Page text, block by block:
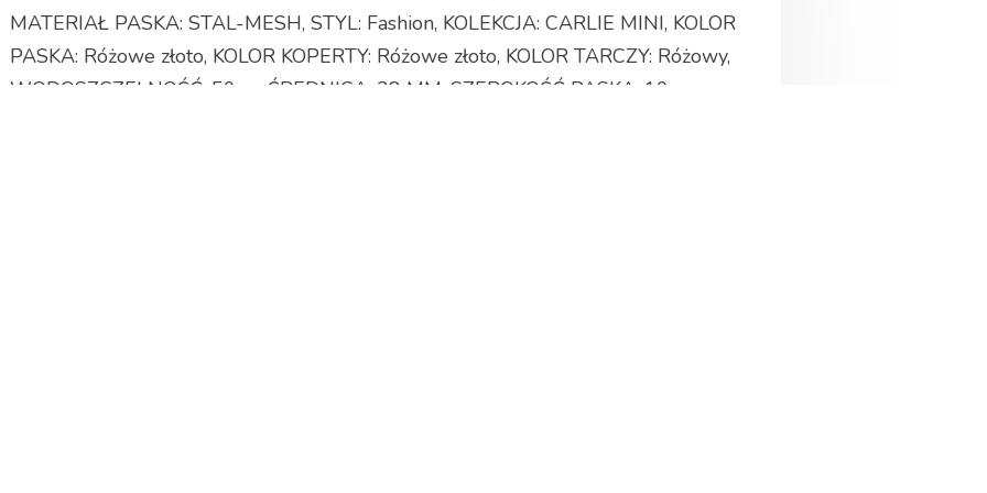
MATERIAŁ PASKA: STAL-MESH, STYL: Fashion, KOLEKCJA: CARLIE MINI, KOLOR
PASKA: Różowe złoto, KOLOR KOPERTY: Różowe złoto, KOLOR TARCZY: Różowy,
WODOSZCZELNOŚĆ: 50 m, ŚREDNICA: 28 MM, SZEROKOŚĆ PASKA: 10 mm,